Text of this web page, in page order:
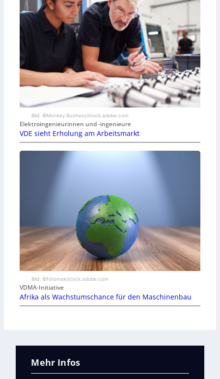
Bild: ©Monkey Business/stock.adobe.com
Elektroingenieurinnen und -ingenieure
VDE sieht Erholung am Arbeitsmarkt
Bild: ©fotomek/stock.adobe.com
VDMA-Initiative
Afrika als Wachstumschance für den Maschinenbau
Mehr Infos